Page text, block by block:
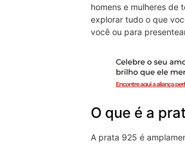
homens e mulheres de
explorar tudo o que
você ou para
O que é a
A prata 925 é